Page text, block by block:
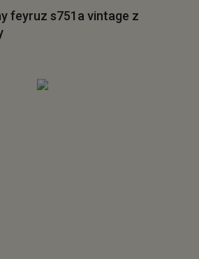
feyruz s751a vintage z